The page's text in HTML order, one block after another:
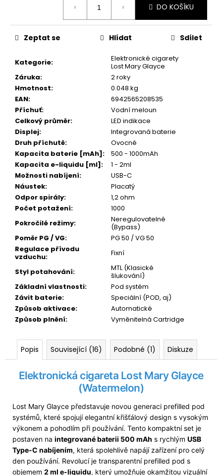
DO KOŠÍKU
Kategorie:
Elektronické cigarety
Lost Mary Glayce
Záruka:
2 roky
Hmotnost:
0.048 kg
EAN:
6942565208535
Příchuť:
Vodní meloun
Celkový průměr:
LED indikace
Displej:
Integrovaná baterie
Druh příchutě:
Ovocné
Kapacita baterie [mAh]:
500 - 1000mAh
Kapacita e-liquidu [ml]:
1 - 2ml
Možnosti nabíjení:
USB-C
Náustek:
Placatý
Odpor spirály:
1,2 ohm
Počet potažení:
1000
Pokročilé režimy:
Neregulovatelné
(Bypass)
Poměr PG / VG:
PG 50 / VG 50
Regulace přívodu
vzduchu:
Fixní
Styl potahování:
MTL (Klasické
šlukování)
Základní vlastnosti:
Pod systém
Závit baterie:
Speciální (POD, aj)
Způsob aktivace:
Automatické
Způsob plnění: Vyměnitelná Cartridge
Zeptat se Hlídat Sdílet
Popis Související (16) Podobné (1) Diskuze
Elektronická cigareta Lost Mary Glayce
(Watermelon)
Lost Mary Glayce představuje novou generaci prefilled pod
systémů, které spojují elegantní křišťálový design s vysokým
výkonem a pohodlím při používání. Tento kompaktní set je
postaven na integrované baterii 500 mAh s rychlým USB
Type-C nabíjením, která spolehlivě napájí zařízení pro celý
den používání. Revolucí je transparentní prefilled pod s
objemem 2 ml e-liquidu, který umožňuje okamžitou vizuální
LIMONÁDA,
LESNÍ
OVOCE
97
Kč
Původně:
169
Kč